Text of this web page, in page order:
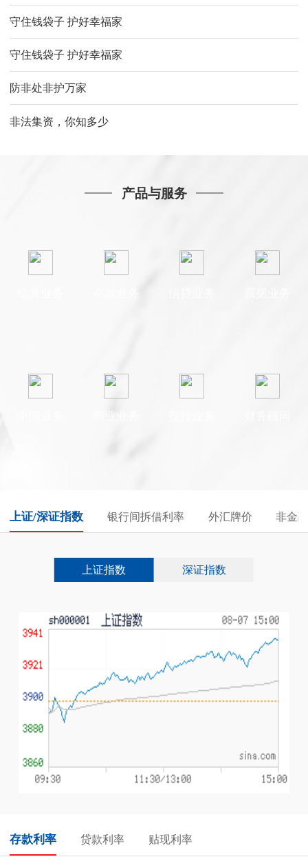
守住钱袋子 护好幸福家
守住钱袋子 护好幸福家
防非处非护万家
非法集资，你知多少
产品与服务
同业业务
上证/深证指数 银行间拆借利率 外汇牌价 非金
上证指数 深证指数
存款利率 贷款利率 贴现利率